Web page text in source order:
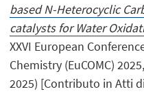
based N-Heterocyclic
catalysts for Water
XXVI European
Chemistry (EuCOMC)
2025) [Contributo in Atti